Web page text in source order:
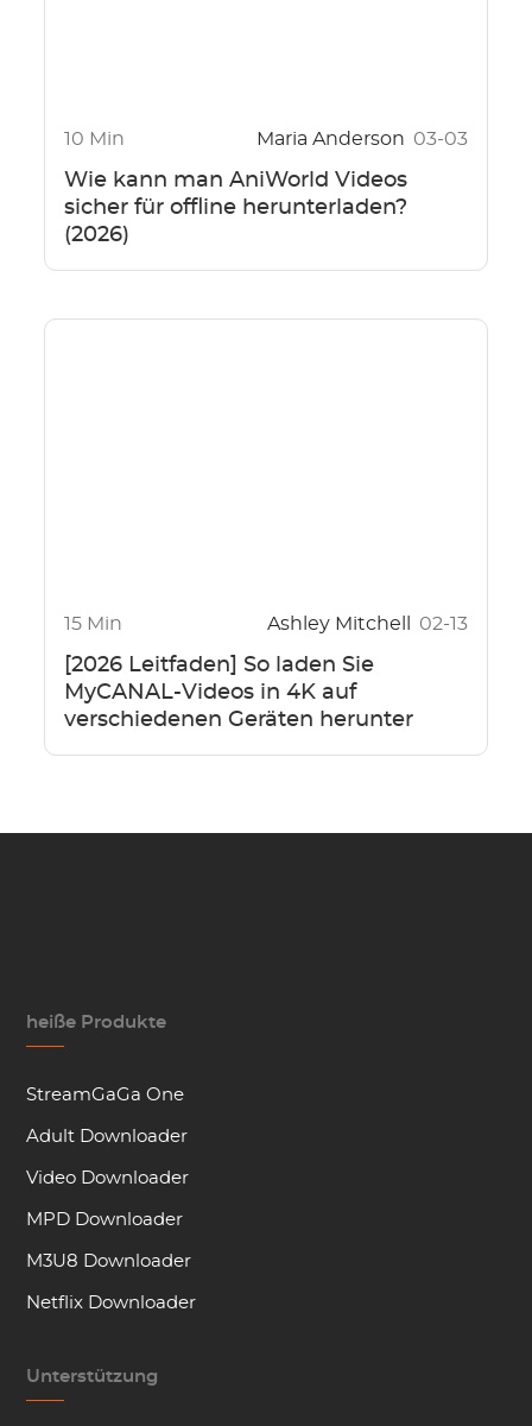
10 Min Maria Anderson 03-03
Wie kann man AniWorld Videos
sicher für offline herunterladen?
(2026)
15 Min Ashley Mitchell 02-13
[2026 Leitfaden] So laden Sie
MyCANAL-Videos in 4K auf
verschiedenen Geräten herunter
heiße Produkte
StreamGaGa One
Adult Downloader
Video Downloader
MPD Downloader
M3U8 Downloader
Netflix Downloader
Unterstützung